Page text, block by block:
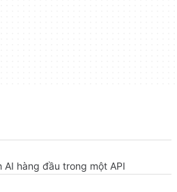
AI hàng đầu trong một API